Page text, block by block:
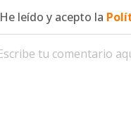
He leído y acepto la